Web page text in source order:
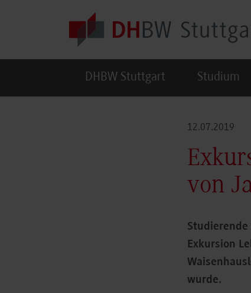
DHBW Stuttgart Studium
12.07.2019
von
Exkursion
wurde.